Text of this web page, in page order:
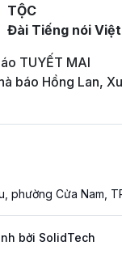
TỘC
Đài Tiếng nói
TUYẾT MAI
báo Hồng Lan,
phường Cửa Nam,
bởi SolidTech